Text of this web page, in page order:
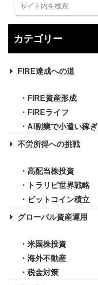
カテゴリー
FIRE達成への道
FIRE資産形成
FIREライフ
AI副業で小遣い稼ぎ
不労所得への挑戦
高配当株投資
トラリピ世界戦略
ビットコイン積立
グローバル資産運用
米国株投資
海外不動産
税金対策